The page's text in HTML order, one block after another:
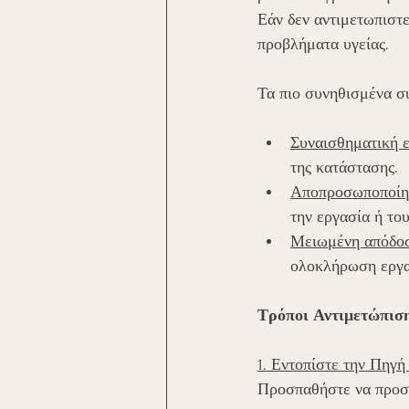
Εάν δεν
προβλήματα υγείας.
Τα πιο συνηθισμένα
Συναισθηματική
της κατάστασης.
την εργασία ή
Μειωμένη
ολοκλήρωση
Τρόποι
1. Εντοπίστε την
Προσπαθήστε να